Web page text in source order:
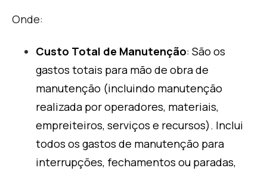
Onde:
Custo Total de Manutenção: São os
gastos totais para mão de obra de
manutenção (incluindo manutenção
realizada por operadores, materiais,
empreiteiros, serviços e recursos). Inclui
todos os gastos de manutenção para
interrupções, fechamentos ou paradas,